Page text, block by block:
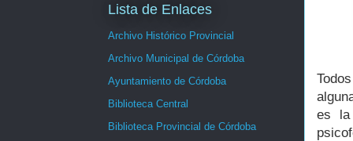
es la
Lista de Enlaces
Archivo Histórico Provincial
Archivo Municipal de Córdoba
Ayuntamiento de Córdoba
Biblioteca Central
Biblioteca Provincial de Córdoba